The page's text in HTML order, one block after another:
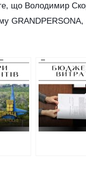
що Володимир
у
ХОВА
договір на
мільйонів
підрядник